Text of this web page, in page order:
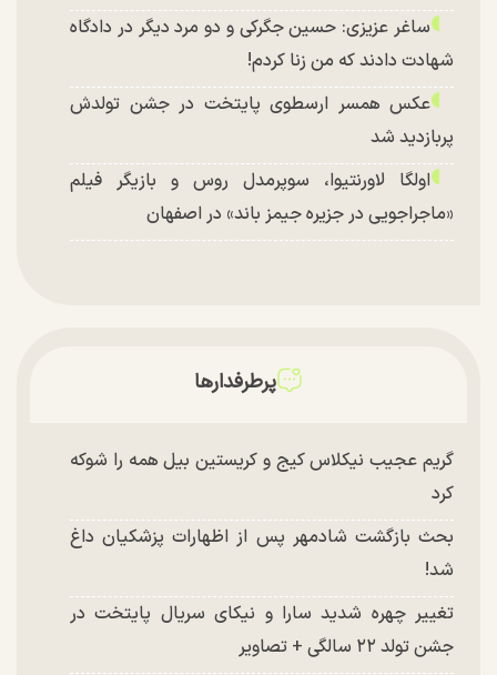
ساغر عزیزی: حسین جگرکی و دو مرد دیگر در دادگاه
شهادت دادند که من زنا کردم!
عکس همسر ارسطوی پایتخت در جشن تولدش
پربازدید شد
اولگا لاورنتیوا، سوپرمدل روس و بازیگر فیلم
«ماجراجویی در جزیره جیمز باند» در اصفهان
پرطرفدارها
گریم عجیب نیکلاس کیج و کریستین بیل همه را شوکه
کرد
بحث بازگشت شادمهر پس از اظهارات پزشکیان داغ
شد!
تغییر چهره شدید سارا و نیکای سریال پایتخت در
جشن تولد ۲۲ سالگی + تصاویر